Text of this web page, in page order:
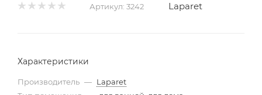
Артикул: 3242 Laparet
Характеристики
Производитель — Laparet